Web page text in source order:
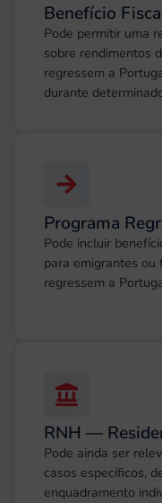
Benefício
Pode permitir uma
sobre rendimentos
regressem a
durante
Programa
Pode incluir
para emigrantes ou
regressem a
RNH —
Pode ainda ser
casos específicos,
enquadramento